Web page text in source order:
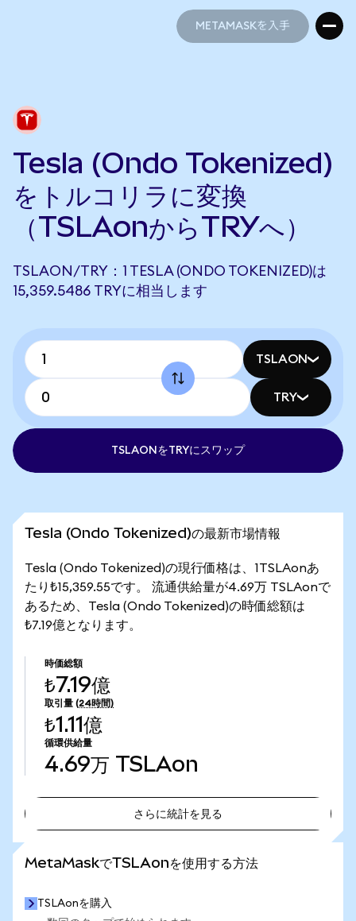
METAMASKを入手
Tesla (Ondo Tokenized)
をトルコリラに変換
（TSLAonからTRYへ）
TSLAON/TRY：1 TESLA (ONDO TOKENIZED)は
15,359.5486 TRYに相当します
TSLAON
TRY
TSLAONをTRYにスワップ
Tesla (Ondo Tokenized)の最新市場情報
Tesla (Ondo Tokenized)の現行価格は、1TSLAonあ
たり₺15,359.55です。 流通供給量が4.69万 TSLAonで
あるため、Tesla (Ondo Tokenized)の時価総額は
₺7.19億となります。
時価総額
₺7.19億
取引量 (24時間)
₺1.11億
循環供給量
4.69万 TSLAon
さらに統計を見る
MetaMaskでTSLAonを使用する方法
TSLAonを購入